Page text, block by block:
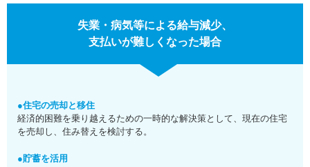
失業・病気等による給与減少、
支払いが難しくなった場合
●住宅の売却と移住
経済的困難を乗り越えるための一時的な解決策として、現在の住宅
を売却し、住み替えを検討する。
●貯蓄を活用